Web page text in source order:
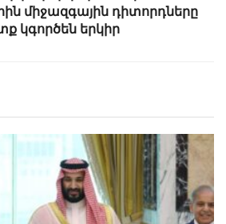
միջազգային դիտորդները
կգործեն երկիր